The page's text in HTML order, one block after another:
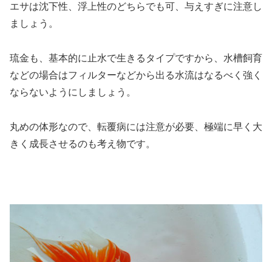
エサは沈下性、浮上性のどちらでも可、与えすぎに注意し
ましょう。
琉金も、基本的に止水で生きるタイプですから、水槽飼育
などの場合はフィルターなどから出る水流はなるべく強く
ならないようにしましょう。
丸めの体形なので、転覆病には注意が必要、極端に早く大
きく成長させるのも考え物です。